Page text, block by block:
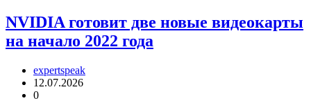
NVIDIA готовит две новые видеокарты
на начало 2022 года
expertspeak
12.07.2026
0